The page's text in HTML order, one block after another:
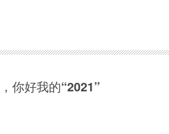
你好我的“2021”